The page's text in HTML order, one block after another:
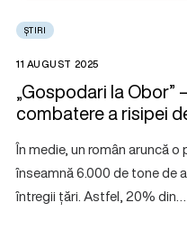
ȘTIRI
11 AUGUST 2025
„Gospodari la Obor”
combatere a risipei
În medie, un român aruncă
înseamnă 6.000 de tone de
întregii țări. Astfel, 20% din…